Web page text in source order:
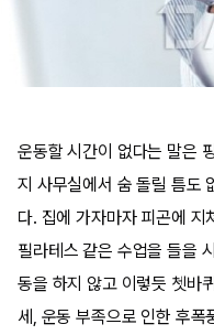
운동할 시간이 없다는 말은
지 사무실에서 숨 돌릴 틈도
다. 집에 가자마자 피곤에 지
필라테스 같은 수업을 들을
동을 하지 않고 이렇듯 쳇바
세, 운동 부족으로 인한 후폭